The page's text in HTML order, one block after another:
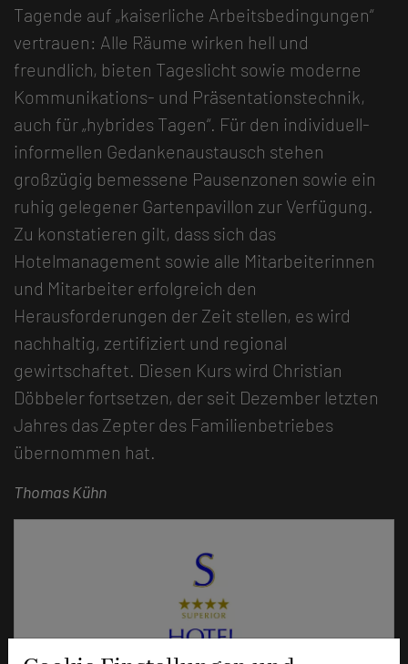
Tagende auf „kaiserliche Arbeitsbedingungen“
vertrauen: Alle Räume wirken hell und
freundlich, bieten Tageslicht sowie moderne
Kommunikations- und Präsentationstechnik,
auch für „hybrides Tagen“. Für den individuell-
informellen Gedankenaustausch stehen
großzügig bemessene Pausenzonen sowie ein
ruhig gelegener Gartenpavillon zur Verfügung.
Zu konstatieren gilt, dass sich das
Hotelmanagement sowie alle Mitarbeiterinnen
und Mitarbeiter erfolgreich den
Herausforderungen der Zeit stellen, es wird
nachhaltig, zertifiziert und regional
gewirtschaftet. Diesen Kurs wird Christian
Döbbeler fortsetzen, der seit Dezember letzten
Jahres das Zepter des Familienbetriebes
übernommen hat.
Thomas Kühn